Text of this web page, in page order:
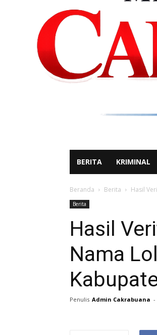
BERITA KRIMINAL
Beranda Berita Hasil
Berita
Hasil
Nama
Penulis Admin Cakrabuana -